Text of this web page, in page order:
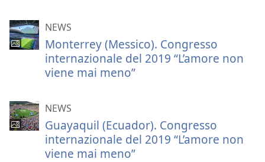
NEWS
Monterrey (Messico). Congresso
internazionale del 2019 “L’amore non
viene mai meno”
NEWS
Guayaquil (Ecuador). Congresso
internazionale del 2019 “L’amore non
viene mai meno”